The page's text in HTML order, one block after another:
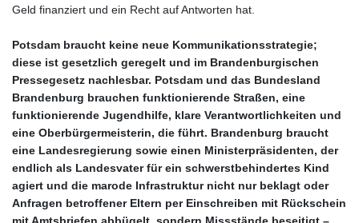
Geld finanziert und ein Recht auf Antworten hat.
Potsdam braucht keine neue Kommunikationsstrategie;
diese ist gesetzlich geregelt und im Brandenburgischen
Pressegesetz nachlesbar. Potsdam und das Bundesland
Brandenburg brauchen funktionierende Straßen, eine
funktionierende Jugendhilfe, klare Verantwortlichkeiten und
eine Oberbürgermeisterin, die führt. Brandenburg braucht
eine Landesregierung sowie einen Ministerpräsidenten, der
endlich als Landesvater für ein schwerstbehindertes Kind
agiert und die marode Infrastruktur nicht nur beklagt oder
Anfragen betroffener Eltern per Einschreiben mit Rückschein